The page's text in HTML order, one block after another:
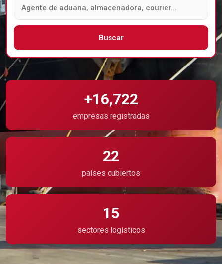
Buscar
+16,722
empresas registradas
22
países cubiertos
15
sectores logísticos